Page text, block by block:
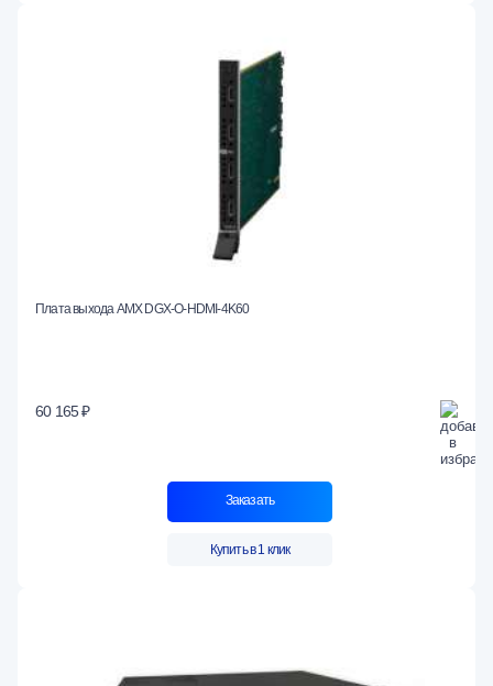
Плата выхода AMX DGX-O-HDMI-4K60
60 165 ₽
Заказать
Купить в 1 клик